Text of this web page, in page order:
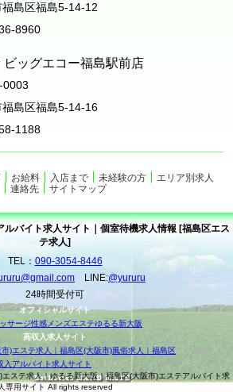
福島区福島5-14-12
8960
ビッグエコー福島駅前店
0003
福島区福島5-14-16
1188
お給料 入店まで 未経験の方
エリア別求人
連絡先 サイトマップ
ルバイト求人サイト｜個室待機求人情報 [福島区エス
テ求人]
TEL： 090-3054-8446
LINE:@yururu
24時間受付可
オフィシャルサイト
サージ性感メンズエステゆるる新大阪
高収入求人サイト
)エステ求人｜福島区(大阪市)風俗求人｜福島区
入アルバイト求人サイト
ステ求人｜ゆるる新大阪｜福島区(大阪市)エステアルバイト求
人専用サイト All rights reserved